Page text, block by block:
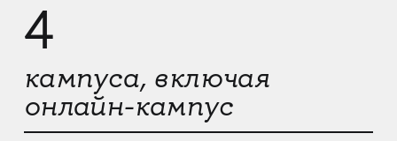
4
кампуса, включая
онлайн-кампус